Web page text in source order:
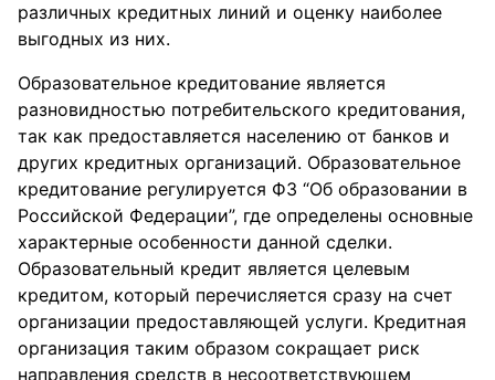
различных кредитных линий и оценку наиболее
выгодных из них.
Образовательное кредитование является
разновидностью потребительского кредитования,
так как предоставляется населению от банков и
других кредитных организаций. Образовательное
кредитование регулируется ФЗ “Об образовании в
Российской Федерации”, где определены основные
характерные особенности данной сделки.
Образовательный кредит является целевым
кредитом, который перечисляется сразу на счет
организации предоставляющей услуги. Кредитная
организация таким образом сокращает риск
направления средств в несоответствующем